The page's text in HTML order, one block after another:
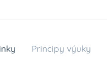
Principy výuky